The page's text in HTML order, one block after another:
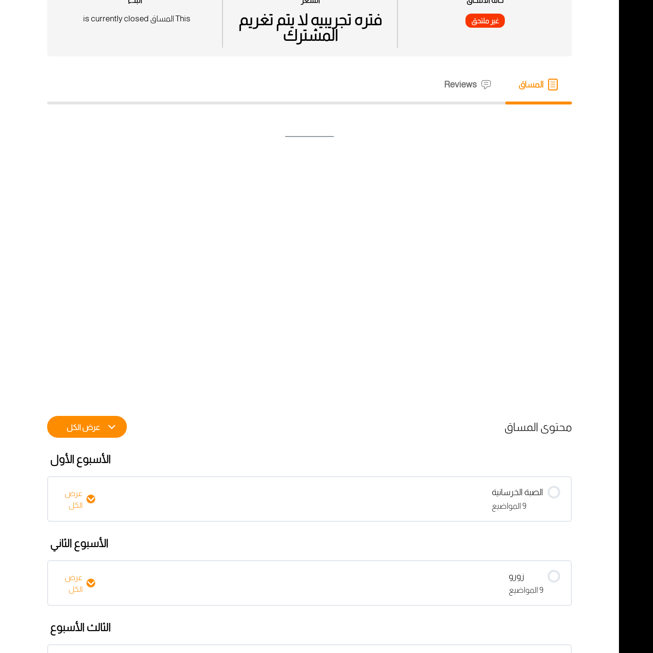
غير ملتحق
فتره تجريبيه لا يتم تغريم
المشترك
This المساق is currently closed
المساق Reviews
محتوى المساق عرض الكل
الأسبوع الأول
الصبة الخرسانية
9 المواضيع
عرض
الكل
البوصله
الأسبوع الثاني
زورو
9 المواضيع
عرض
الكل
الثالث الأسبوع